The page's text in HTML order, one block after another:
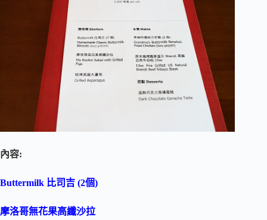
內容:
Buttermilk 比司吉 (2個)
摩洛哥無花果高纖沙拉